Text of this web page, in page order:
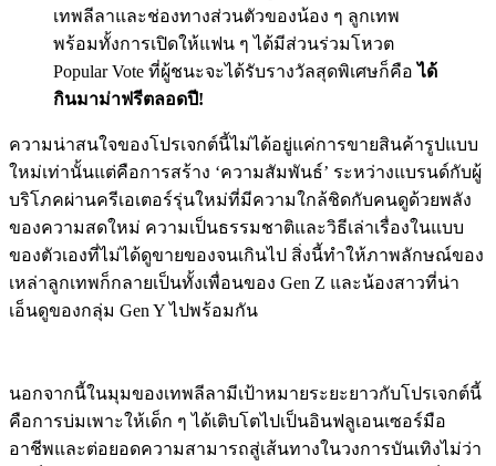
เทพลีลาและช่องทางส่วนตัวของน้อง ๆ ลูกเทพ
พร้อมทั้งการเปิดให้แฟน ๆ ได้มีส่วนร่วมโหวต
Popular Vote ที่ผู้ชนะจะได้รับรางวัลสุดพิเศษก็คือ ได้
กินมาม่าฟรีตลอดปี!
ความน่าสนใจของโปรเจกต์นี้ไม่ได้อยู่แค่การขายสินค้ารูปแบบ
ใหม่เท่านั้นแต่คือการสร้าง ‘ความสัมพันธ์’ ระหว่างแบรนด์กับผู้
บริโภคผ่านครีเอเตอร์รุ่นใหม่ที่มีความใกล้ชิดกับคนดูด้วยพลัง
ของความสดใหม่ ความเป็นธรรมชาติและวิธีเล่าเรื่องในแบบ
ของตัวเองที่ไม่ได้ดูขายของจนเกินไป สิ่งนี้ทำให้ภาพลักษณ์ของ
เหล่าลูกเทพก็กลายเป็นทั้งเพื่อนของ Gen Z และน้องสาวที่น่า
เอ็นดูของกลุ่ม Gen Y ไปพร้อมกัน
นอกจากนี้ในมุมของเทพลีลามีเป้าหมายระยะยาวกับโปรเจกต์นี้
คือการบ่มเพาะให้เด็ก ๆ ได้เติบโตไปเป็นอินฟลูเอนเซอร์มือ
อาชีพและต่อยอดความสามารถสู่เส้นทางในวงการบันเทิงไม่ว่า